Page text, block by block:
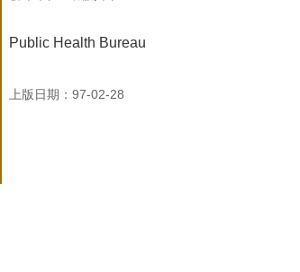
Public Health Bureau
上版日期：97-02-28